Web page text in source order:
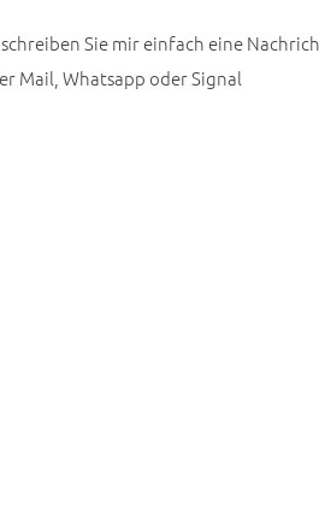
Sie mir einfach eine
Mail, Whatsapp oder Signal